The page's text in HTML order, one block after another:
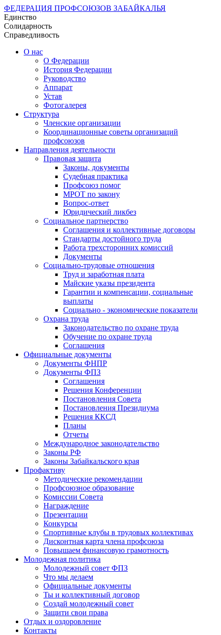
ФЕДЕРАЦИЯ ПРОФСОЮЗОВ ЗАБАЙКАЛЬЯ
Единство
Солидарность
Справедливость
О нас
О Федерации
История Федерации
Руководство
Аппарат
Устав
Фотогалерея
Структура
Членские организации
Координационные советы организаций
профсоюзов
Направления деятельности
Правовая защита
Законы, документы
Судебная практика
Профсоюз помог
МРОТ по закону
Вопрос-ответ
Юридический ликбез
Социальное партнерство
Соглашения и коллективные договоры
Стандарты достойного труда
Работа трехсторонних комиссий
Документы
Социально-трудовые отношения
Труд и заработная плата
Майские указы президента
Гарантии и компенсации, социальные
выплаты
Социально - экономические показатели
Охрана труда
Законодательство по охране труда
Обучение по охране труда
Соглашения
Официальные документы
Документы ФНПР
Документы ФПЗ
Соглашения
Решения Конференции
Постановления Совета
Постановления Президиума
Решения ККСД
Планы
Отчеты
Международное законодательство
Законы РФ
Законы Забайкальского края
Профактиву
Методические рекомендации
Профсоюзное образование
Комиссии Совета
Награждение
Презентации
Конкурсы
Спортивные клубы в трудовых коллективах
Дисконтная карта члена профсоюза
Повышаем финансовую грамотность
Молодежная политика
Молодежный совет ФПЗ
Что мы делаем
Официальные документы
Ты и коллективный договор
Создай молодежный совет
Защити свои права
Отдых и оздоровление
Контакты